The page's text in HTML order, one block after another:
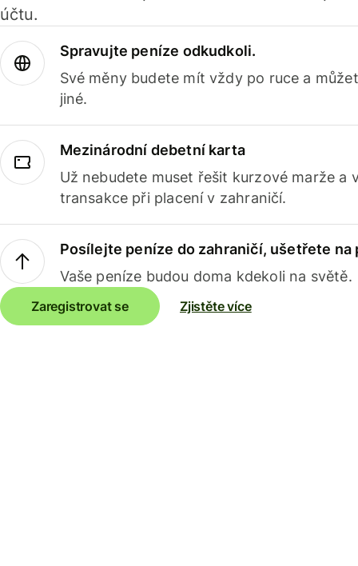
účtu.
Spravujte peníze odkudkoli.
Své měny budete mít vždy po ruce a
jiné.
Mezinárodní debetní karta
Už nebudete muset řešit kurzové marže a
transakce při placení v zahraničí.
Posílejte peníze do zahraničí, ušetřete na
Vaše peníze budou doma kdekoli na světě.
Zaregistrovat se Zjistěte více